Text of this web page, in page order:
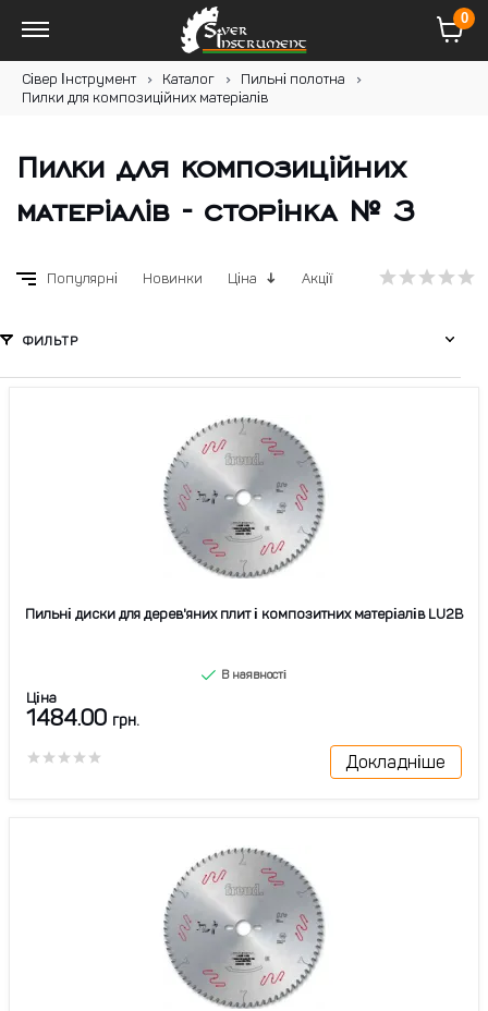
0
Сівер Інструмент Каталог
Пильні полотна
Пилки для композиційних матеріалів
Пилки для композиційних
матеріалів - сторінка № 3
Популярні Новинки Ціна Акції
ФИЛЬТР
Пильні диски для дерев'яних плит і композитних матеріалів LU2B
В наявності
Ціна
1484.00 грн.
Докладніше